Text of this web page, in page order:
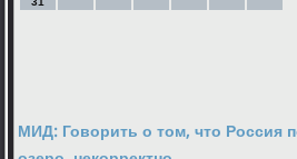
МИД: Говорить о том, что Россия